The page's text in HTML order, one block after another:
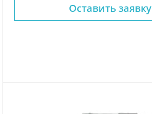
Оставить заявку